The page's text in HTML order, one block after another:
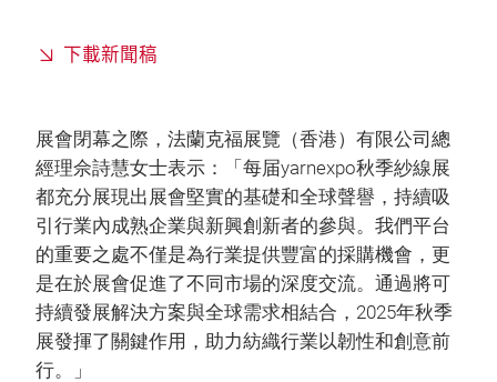
下載新聞稿
展會閉幕之際，法蘭克福展覽（香港）有限公司總
經理佘詩慧女士表示：「每届yarnexpo秋季紗線展
都充分展現出展會堅實的基礎和全球聲譽，持續吸
引行業內成熟企業與新興創新者的參與。我們平台
的重要之處不僅是為行業提供豐富的採購機會，更
是在於展會促進了不同市場的深度交流。通過將可
持續發展解決方案與全球需求相結合，2025年秋季
展發揮了關鍵作用，助力紡織行業以韌性和創意前
行。」